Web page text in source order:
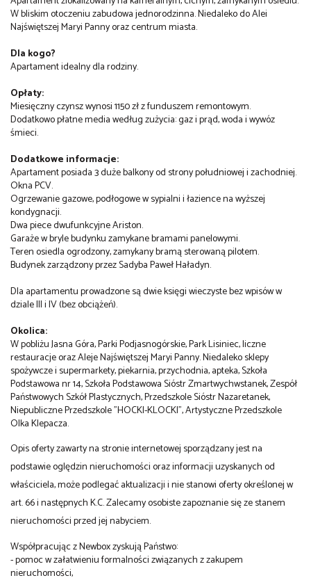
W bliskim otoczeniu zabudowa jednorodzinna. Niedaleko do Alei
Najświętszej Maryi Panny oraz centrum miasta.
Dla kogo?
Apartament idealny dla rodziny.
Opłaty:
Miesięczny czynsz wynosi 1150 zł z funduszem remontowym.
Dodatkowo płatne media według zużycia: gaz i prąd, woda i wywóz
śmieci.
Dodatkowe informacje:
Apartament posiada 3 duże balkony od strony południowej i zachodniej.
Okna PCV.
Ogrzewanie gazowe, podłogowe w sypialni i łazience na wyższej
kondygnacji.
Dwa piece dwufunkcyjne Ariston.
Garaże w bryle budynku zamykane bramami panelowymi.
Teren osiedla ogrodzony, zamykany bramą sterowaną pilotem.
Budynek zarządzony przez Sadyba Paweł Haładyn.
Dla apartamentu prowadzone są dwie księgi wieczyste bez wpisów w
dziale III i IV (bez obciążeń).
Okolica:
W pobliżu Jasna Góra, Parki Podjasnogórskie, Park Lisiniec, liczne
restauracje oraz Aleje Najświętszej Maryi Panny. Niedaleko sklepy
spożywcze i supermarkety, piekarnia, przychodnia, apteka, Szkoła
Podstawowa nr 14, Szkoła Podstawowa Sióstr Zmartwychwstanek, Zespół
Państwowych Szkół Plastycznych, Przedszkole Sióstr Nazaretanek,
Niepubliczne Przedszkole "HOCKI-KLOCKI", Artystyczne Przedszkole
Olka Klepacza.
Opis oferty zawarty na stronie internetowej sporządzany jest na
podstawie oględzin nieruchomości oraz informacji uzyskanych od
właściciela, może podlegać aktualizacji i nie stanowi oferty określonej w
art. 66 i następnych K.C. Zalecamy osobiste zapoznanie się ze stanem
nieruchomości przed jej nabyciem.
Współpracując z Newbox zyskują Państwo:
- pomoc w załatwieniu formalności związanych z zakupem
nieruchomości,